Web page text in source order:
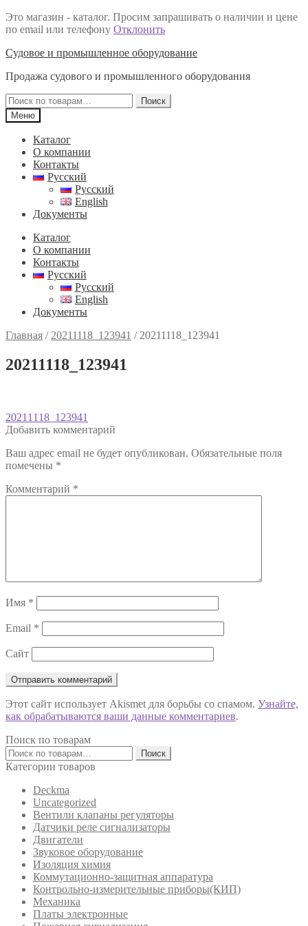
Это магазин - каталог. Просим запрашивать о наличии и цене
по email или телефону Отклонить
Перейти
навигации
Перейти
содержимому
Судовое и промышленное оборудование
Продажа судового и промышленного оборудования
Искать:
Поиск
Меню
Каталог
О компании
Контакты
Русский
Русский
English
Документы
Каталог
О компании
Контакты
Русский
Русский
English
Документы
Главная / 20211118_123941 / 20211118_123941
20211118_123941
Навигация
по
записям
Предыдущая
запись:
20211118_123941
Добавить комментарий
Ваш адрес email не будет опубликован. Обязательные поля
помечены *
Комментарий *
Имя *
Email *
Сайт
Этот сайт использует Akismet для борьбы со спамом. Узнайте,
как обрабатываются ваши данные комментариев.
Поиск по товарам
Искать:
Поиск
Категории товаров
Deckma
Uncategorized
Вентили клапаны регуляторы
Датчики реле сигнализаторы
Двигатели
Звуковое оборудование
Изоляция химия
Коммутационно-защитная аппаратура
Контрольно-измерительные приборы(КИП)
Механика
Платы электронные